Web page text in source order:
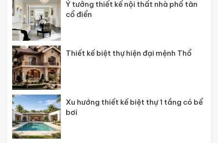
Ý tưởng thiết kế nội thất nhà phố tân
cổ điển
Thiết kế biệt thự hiện đại mệnh Thổ
Xu hướng thiết kế biệt thự 1 tầng có bể
bơi